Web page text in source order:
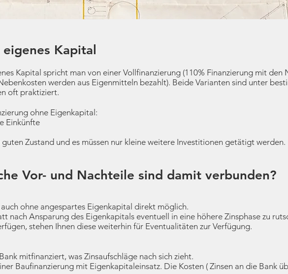
Kapital
Kapital spricht man von einer Vollfinanzierung (110% Finanzierung mit den
werden aus Eigenmitteln bezahlt). Beide Varianten sind unter
oft praktiziert.
ohne Eigenkapital:
Einkünfte
Zustand und es müssen nur kleine weitere Investitionen getätigt werden.
Vor- und Nachteile sind damit verbunden?
ohne angespartes Eigenkapital direkt möglich.
nach Ansparung des Eigenkapitals eventuell in eine höhere Zinsphase zu
stehen Ihnen diese weiterhin für Eventualitäten zur Verfügung.
mitfinanziert, was Zinsaufschläge nach sich zieht.
Baufinanzierung mit Eigenkapitaleinsatz. Die Kosten ( Zinsen an die Bank